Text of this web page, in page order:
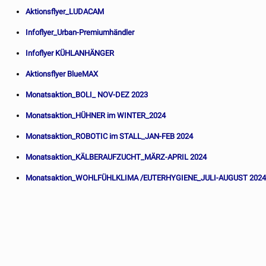
Aktionsflyer_LUDACAM
Infoflyer_Urban-Premiumhändler
Infoflyer KÜHLANHÄNGER
Aktionsflyer BlueMAX
Monatsaktion_BOLI_ NOV-DEZ 2023
Monatsaktion_HÜHNER im WINTER_2024
Monatsaktion_ROBOTIC im STALL_JAN-FEB 2024
Monatsaktion_KÄLBERAUFZUCHT_MÄRZ-APRIL 2024
Monatsaktion_WOHLFÜHLKLIMA /EUTERHYGIENE_JULI-AUGUST 2024